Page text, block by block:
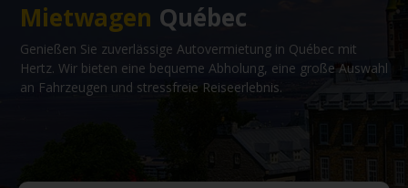
Mietwagen Québec
Genießen Sie zuverlässige Autovermietung in Québec mit
Hertz. Wir bieten eine bequeme Abholung, eine große Auswahl
an Fahrzeugen und stressfreie Reiseerlebnis.